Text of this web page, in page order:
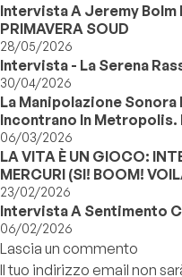
Intervista A Jeremy Bolm
PRIMAVERA SOUD
28/05/2026
Intervista - La Serena
30/04/2026
La Manipolazione Sonora
Incontrano In
06/03/2026
LA VITA È UN GIOCO:
MERCURI (SI! BOOM!
23/02/2026
Intervista A Sentimento
06/02/2026
Lascia un commento
Il tuo indirizzo email non